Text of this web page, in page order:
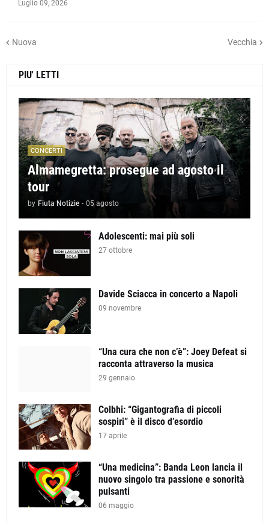
Luglio 09, 2026
Nuova Vecchia
PIU' LETTI
CONCERTI
Almamegretta: prosegue ad agosto il
tour
by Fiuta Notizie - 05 agosto
Adolescenti: mai più soli
27 ottobre
Davide Sciacca in concerto a Napoli
09 novembre
“Una cura che non c’è”: Joey Defeat si
racconta attraverso la musica
29 gennaio
Colbhi: “Gigantografia di piccoli
sospiri” è il disco d’esordio
17 aprile
“Una medicina”: Banda Leon lancia il
nuovo singolo tra passione e sonorità
pulsanti
06 maggio